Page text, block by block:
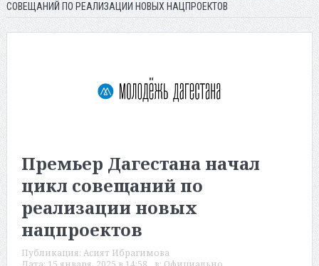
СОВЕЩАНИЙ ПО РЕАЛИЗАЦИИ НОВЫХ НАЦПРОЕКТОВ
Премьер Дагестана начал
цикл совещаний по
реализации новых
нацпроектов
Публикация: Асият Ибрагимова